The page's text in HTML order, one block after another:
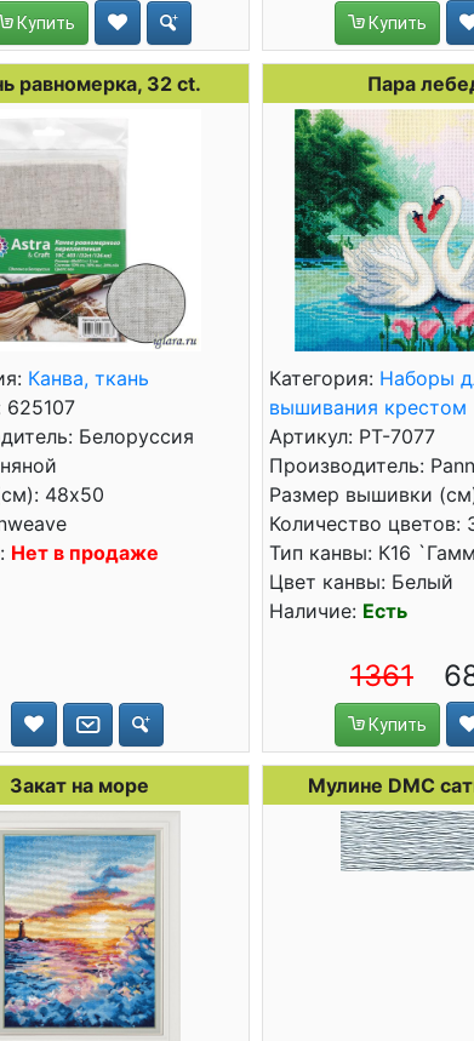
Купить Купить
равномерка, 32 ct.
Канва, ткань
625107
Белоруссия
48x50
Нет в продаже
Пара
Категория: Наборы
вышивания крестом
Артикул: PT-7077
Производитель:
Размер вышивки
Количество цветов:
Тип канвы: К16
Цвет канвы: Белый
Наличие: Есть
1361
Купить
Закат на море Мулине DMC